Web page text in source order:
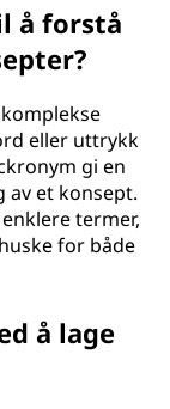
å forstå
eller uttrykk
gi en
et konsept.
termer,
for både
å lage